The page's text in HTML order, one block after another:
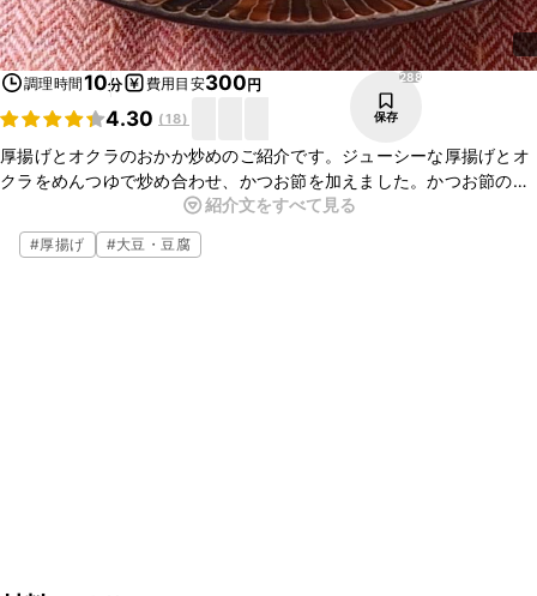
調理時間10分 費用目安300円
4.30 (18)
288
保存
厚揚げとオクラのおかか炒めのご紹介です。ジューシーな厚揚げとオ
クラをめんつゆで炒め合わせ、かつお節を加えました。かつお節の風
味がよくとてもおいしいですよ。ぜひお試しください。
紹介文をすべて見る
#厚揚げ #大豆・豆腐